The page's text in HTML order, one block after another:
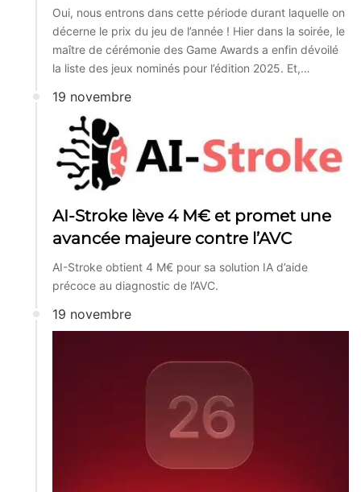
Oui, nous entrons dans cette période durant laquelle on
décerne le prix du jeu de l’année ! Hier dans la soirée, le
maître de cérémonie des Game Awards a enfin dévoilé
la liste des jeux nominés pour l’édition 2025. Et,…
19 novembre
AI-Stroke lève 4 M€ et promet une
avancée majeure contre l’AVC
AI-Stroke obtient 4 M€ pour sa solution IA d’aide
précoce au diagnostic de l’AVC.
19 novembre